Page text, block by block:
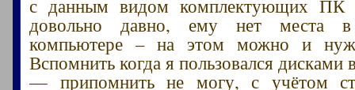
с данным видом комплектующих ПК
довольно давно, ему нет места в
компьютере – на этом можно и
Вспомнить когда я пользовался дисками
— припомнить не могу, с учётом